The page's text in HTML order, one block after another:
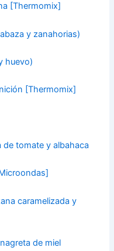
[Thermomix]
y zanahorias)
huevo)
[Thermomix]
tomate y albahaca
caramelizada y
de miel